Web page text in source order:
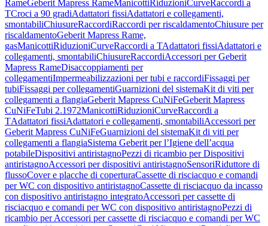
RameGeberit Mapress RameManicottiRiduzioniCurveRaccordi a
TCroci a 90 gradiAdattatori fissiAdattatori e collegamenti,
smontabiliChiusureRaccordiRaccordi per riscaldamentoChiusure per
riscaldamentoGeberit Mapress Rame,
gasManicottiRiduzioniCurveRaccordi a TAdattatori fissiAdattatori e
collegamenti, smontabiliChiusureRaccordiAccessori per Geberit
Mapress RameDisaccoppiamenti per
collegamentiImpermeabilizzazioni per tubi e raccordiFissaggi per
tubiFissaggi per collegamentiGuarnizioni del sistemaKit di viti per
collegamenti a flangiaGeberit Mapress CuNiFeGeberit Mapress
CuNiFeTubi 2.1972ManicottiRiduzioniCurveRaccordi a
TAdattatori fissiAdattatori e collegamenti, smontabiliAccessori per
Geberit Mapress CuNiFeGuarnizioni del sistemaKit di viti per
collegamenti a flangiaSistema Geberit per l’Igiene dell’acqua
potabileDispositivi antiristagnoPezzi di ricambio per Dispositivi
antiristagnoAccessori per dispositivi antiristagnoSensoriRiduttore di
flussoCover e placche di coperturaCassette di risciacquo e comandi
per WC con dispositivo antiristagnoCassette di risciacquo da incasso
con dispositivo antiristagno integratoAccessori per cassette di
risciacquo e comandi per WC con dispositivo antiristagnoPezzi di
ricambio per Accessori per cassette di risciacquo e comandi per WC